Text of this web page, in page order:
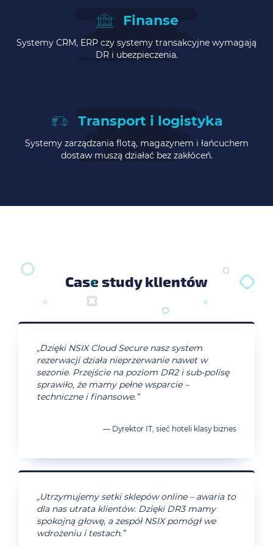
Finanse
Systemy CRM, ERP czy systemy transakcyjne wymagają
DR i ubezpieczenia.
Transport i logistyka
Systemy zarządzania flotą, magazynem i łańcuchem
dostaw muszą działać bez zakłóceń.
Case study klientów
„Dzięki NSIX Cloud Secure nasz system
rezerwacji działa nieprzerwanie nawet w
sezonie. Przejście na poziom DR2 i sub-polisę
sprawiło, że mamy pełne wsparcie –
techniczne i finansowe.”
— Dyrektor IT, sieć hoteli klasy biznes
„Utrzymujemy setki sklepów online – awaria to
dla nas utrata klientów. Dzięki DR3 mamy
spokojną głowę, a zespół NSIX pomógł we
wdrożeniu i testach.”